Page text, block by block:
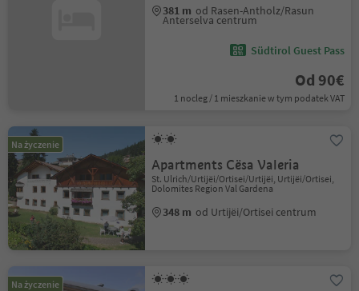
381 m od Rasen-Antholz/Rasun
Anterselva centrum
Südtirol Guest Pass
Od 90€
1 nocleg / 1 mieszkanie w tym podatek VAT
Na życzenie
Apartments Cësa Valeria
St. Ulrich/Urtijëi/Ortisei/Urtijëi, Urtijëi/Ortisei,
Dolomites Region Val Gardena
348 m od Urtijëi/Ortisei centrum
Na życzenie